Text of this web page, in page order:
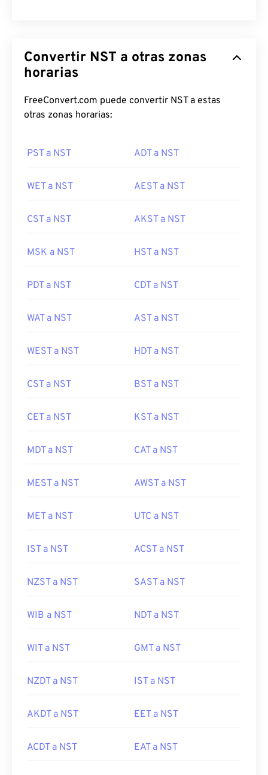
Convertir NST a otras zonas
horarias
FreeConvert.com puede convertir NST a estas
otras zonas horarias:
PST a NST ADT a NST
WET a NST AEST a NST
CST a NST AKST a NST
MSK a NST HST a NST
PDT a NST CDT a NST
WAT a NST AST a NST
WEST a NST HDT a NST
CST a NST BST a NST
CET a NST KST a NST
MDT a NST CAT a NST
MEST a NST AWST a NST
MET a NST UTC a NST
IST a NST ACST a NST
NZST a NST SAST a NST
WIB a NST NDT a NST
WIT a NST GMT a NST
NZDT a NST IST a NST
AKDT a NST EET a NST
ACDT a NST EAT a NST